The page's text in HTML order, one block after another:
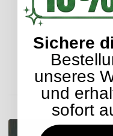
Lieferzeit:
ENTDECKEN
Sichere
unseres
und
sofort